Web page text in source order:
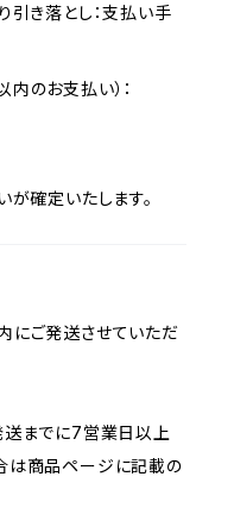
引き落とし：支払い手
のお支払い）：
が確定いたします。
にご発送させていただ
送までに7営業日以上
は商品ページに記載の